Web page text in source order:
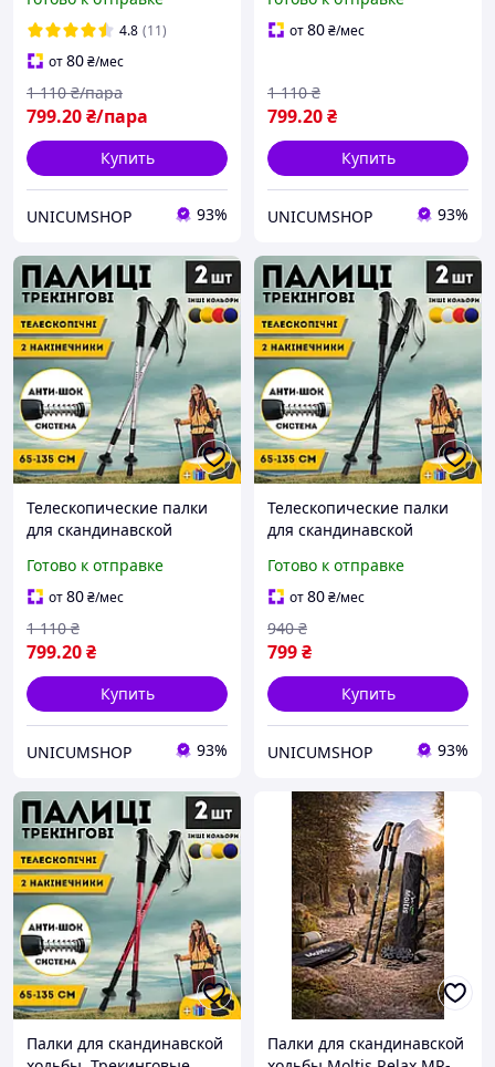
Туристические палки
Hechpro черные 3924-2
4.8 (11)
от80₴/мес
799.20₴/пара
1 110 ₴/пара
Купить
UNICUMSHOP 93%
треккинга скандинавские
2 шт ENERGIA Синий
от80₴/мес
799.20₴
1 110 ₴
Купить
UNICUMSHOP 93%
Телескопические палки
для скандинавской
треккинга скандинавские
2 шт ENERGIA серые
3924-1
Готово к отправке
от80₴/мес
799.20₴
1 110 ₴
Купить
UNICUMSHOP 93%
Телескопические палки
для скандинавской
треккинга скандинавские
2 шт ENERGIA Черный
(3924-1)
Готово к отправке
от80₴/мес
799₴
940 ₴
Купить
UNICUMSHOP 93%
Палки для скандинавской
Палки для скандинавской